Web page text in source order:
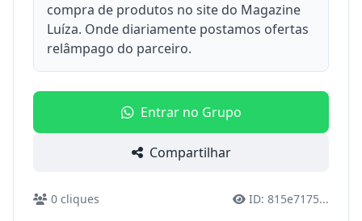
compra de produtos no site do Magazine
Luíza. Onde diariamente postamos ofertas
relâmpago do parceiro.
Entrar no Grupo
Compartilhar
0 cliques ID: 815e7175...